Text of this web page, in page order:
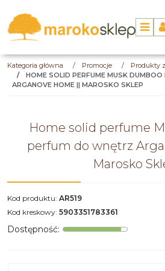
Kategoria główna / Promocje /
Produkty
/
HOME SOLID PERFUME MUSK
ARGANOVE HOME || MAROSKO SKLEP
Home solid perfume
perfum do wnętrz
Marosko
Kod produktu: AR519
Kod kreskowy: 5903351783361
Dostępność: